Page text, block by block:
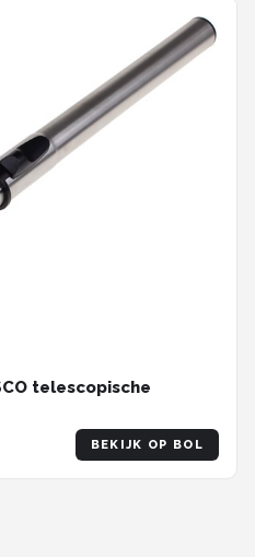
telescopische
BEKIJK OP BOL